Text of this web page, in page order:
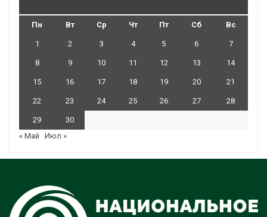
Пн Вт Ср Чт Пт Сб Вс
1 2 3 4 5 6 7
8 9 10 11 12 13 14
15 16 17 18 19 20 21
22 23 24 25 26 27 28
29
30
« Май
Июл »